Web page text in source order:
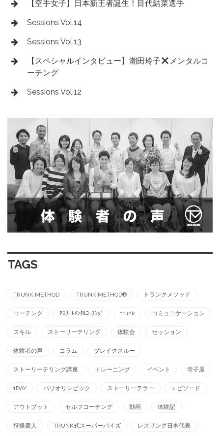
【空手女子】日本新王者誕生！目代結菜選手
Sessions Vol.14
Sessions Vol.13
【スペシャルインタビュー】潮田玲子
メンタルコ
ーチング
Sessions Vol.12
TAGS
TRUNK METHOD TRUNK METHOD®︎ トランクメソッド
コーチング ｱｽﾘｰﾄﾒﾝﾀﾙｺｰﾁﾝｸﾞ trunk コミュニケーション
スキル ストーリーテリング 体験会 セッション
体験者の声 コラム ブレイクスルー
ストーリーテリング講座 トレーニング イベント 寺子屋
1DAY パリオリンピック ストーリーテラー エピソード
アウトプット セルフコーチング 動画 体験記
狩俣慶人 TRUNK式スーパーバイズ レスリング日本代表